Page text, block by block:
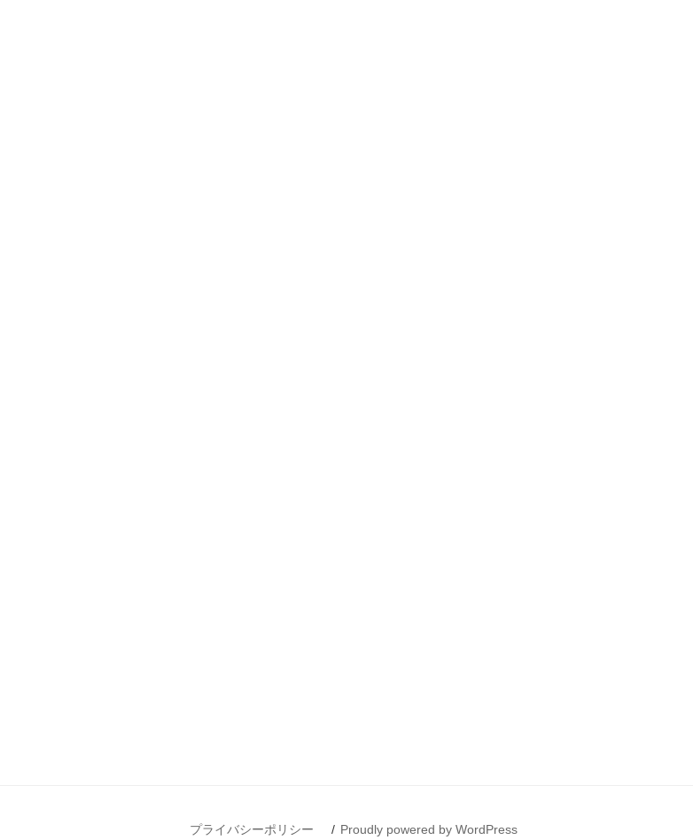
プライバシーポリシー Proudly powered by WordPress